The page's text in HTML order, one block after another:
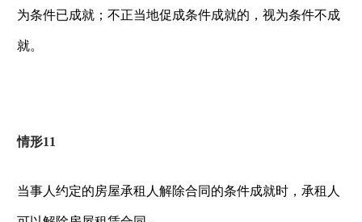
为条件已成就；不正当地促成条件成就的，视为条件不成
就。
情形11
当事人约定的房屋承租人解除合同的条件成就时，承租人